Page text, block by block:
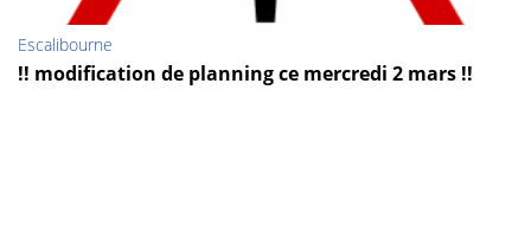
Escalibourne
!! modification de planning ce mercredi 2 mars !!